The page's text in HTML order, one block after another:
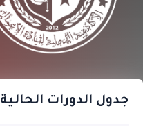
جدول الدورات الحالية